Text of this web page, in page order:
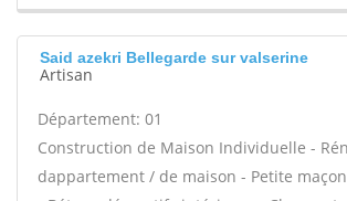
Said azekri Bellegarde sur valserine
Artisan
Département: 01
Construction de Maison Individuelle -
dappartement / de maison - Petite